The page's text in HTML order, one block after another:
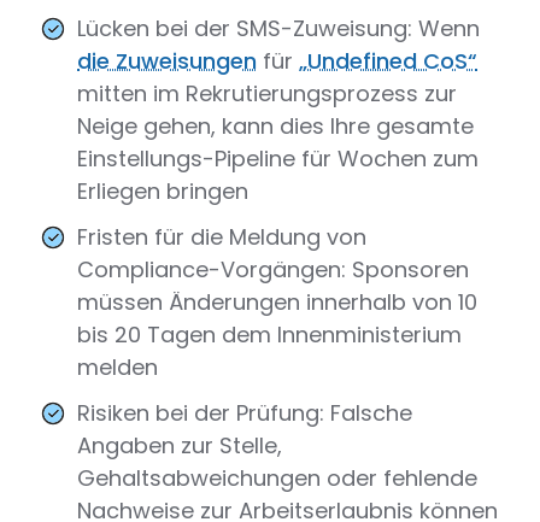
Lücken bei der SMS-Zuweisung: Wenn
die Zuweisungen für „Undefined CoS“
mitten im Rekrutierungsprozess zur
Neige gehen, kann dies Ihre gesamte
Einstellungs-Pipeline für Wochen zum
Erliegen bringen
Fristen für die Meldung von
Compliance-Vorgängen: Sponsoren
müssen Änderungen innerhalb von 10
bis 20 Tagen dem Innenministerium
melden
Risiken bei der Prüfung: Falsche
Angaben zur Stelle,
Gehaltsabweichungen oder fehlende
Nachweise zur Arbeitserlaubnis können